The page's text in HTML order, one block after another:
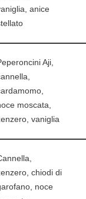
anice
Aji,
moscata,
vaniglia
chiodi di
noce